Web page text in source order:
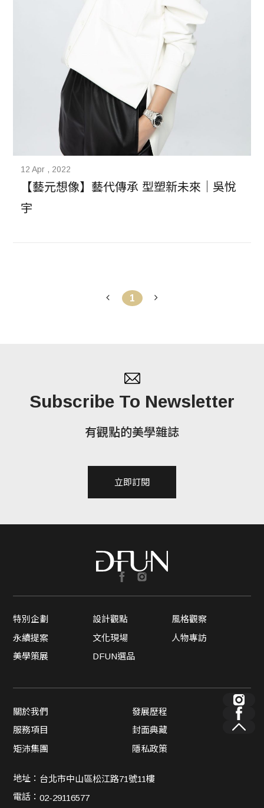
12 Apr , 2022
【藝元想像】藝代傳承 型塑新未來｜吳悅
宇
1
Subscribe To Newsletter
有觀點的美學雜誌
立即訂閱
特別企劃 設計觀點
風格觀察
永續提案
文化現場
人物專訪
美學策展
DFUN選品
關於我們
發展歷程
服務項目
封面典藏
矩沛集團
隱私政策
地址： 台北市中山區松江路71號11樓
電話：02-29116577